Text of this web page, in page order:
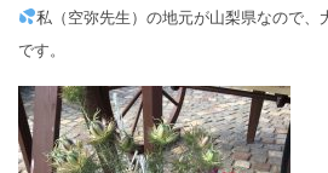
私（空弥先生）の地元が山梨県なので、
です。